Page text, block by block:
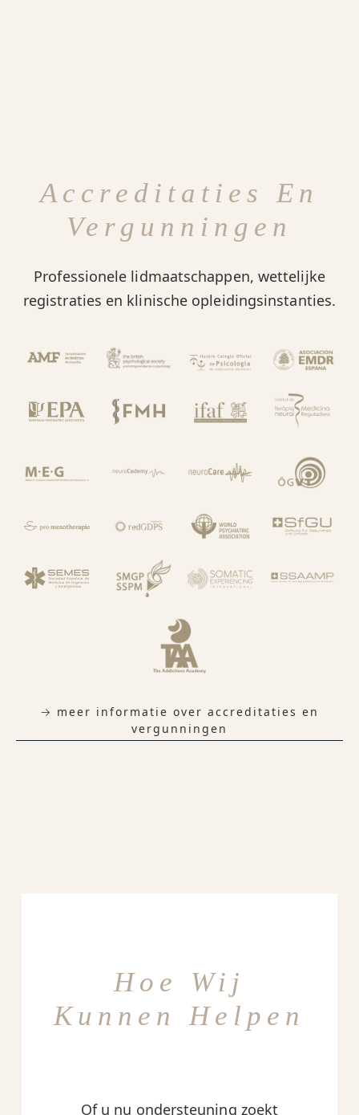
Accreditaties En
Vergunningen
Professionele lidmaatschappen, wettelijke
registraties en klinische opleidingsinstanties.
→ meer informatie over accreditaties en
vergunningen
Hoe Wij
Kunnen Helpen
Of u nu ondersteuning zoekt